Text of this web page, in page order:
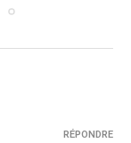
RÉPONDRE